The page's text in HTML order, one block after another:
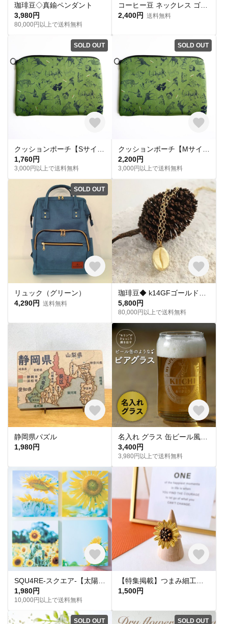
珈琲豆◇真鍮ペンダント
3,980円
80,000円以上で送料無料
2,400円 送料無料
SOLD OUT
1,760円
3,000円以上で送料無料
SOLD OUT
2,200円
3,000円以上で送料無料
SOLD OUT
リュック（グリーン）
4,290円 送料無料
5,800円
80,000円以上で送料無料
静岡県パズル
1,980円
3,400円
3,980円以上で送料無料
1,980円
10,000円以上で送料無料
1,500円
SOLD OUT SOLD OUT